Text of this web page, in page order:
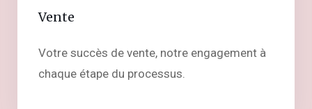
Vente
Votre succès de vente, notre engagement à
chaque étape du processus.